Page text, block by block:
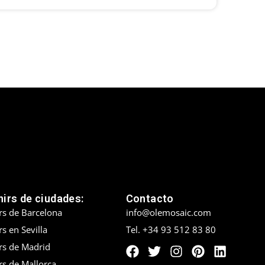
de ciudades:
de Barcelona
en Sevilla
de Madrid
Contacto
info@olemosaic.com
Tel. +34 93 512 83 80